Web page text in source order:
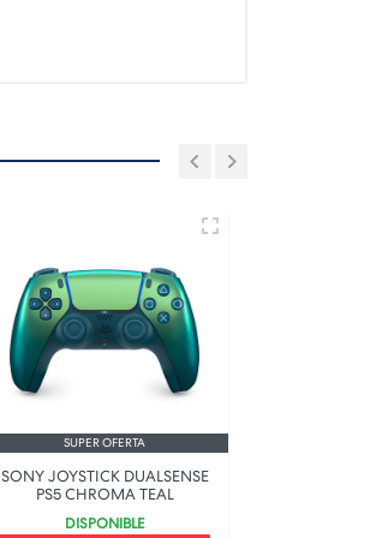
SUPER OFERTA
SONY JOYSTICK DUALSENSE
PS5 CHROMA TEAL
DISPONIBLE